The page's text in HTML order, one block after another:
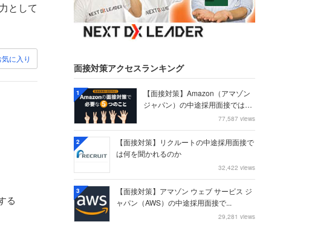
として
に入り
る
面接対策アクセスランキング
1
【面接対策】Amazon（アマゾン
ジャパン）の中途採用面接では何
77,587 views
2
【面接対策】リクルートの中途採用面接で
は何を聞かれるのか
32,422 views
3
【面接対策】アマゾン ウェブ サービス ジ
ャパン（AWS）の中途採用面接で...
29,281 views